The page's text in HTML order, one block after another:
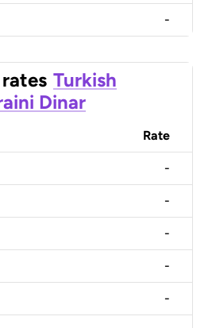
-
Turkish
Dinar
Rate
-
-
-
-
-